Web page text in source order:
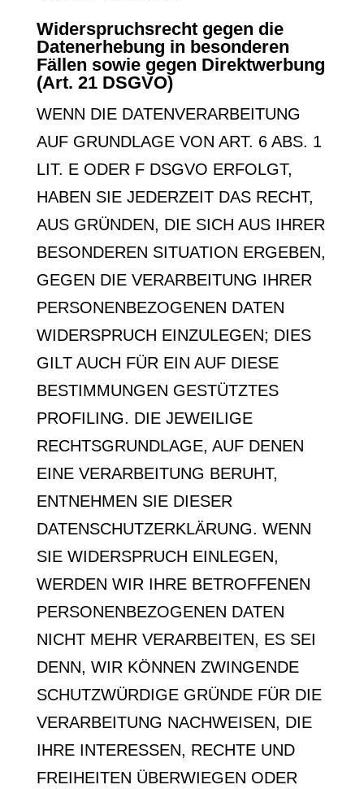
Widerspruchsrecht gegen die
Datenerhebung in besonderen
Fällen sowie gegen Direktwerbung
(Art. 21 DSGVO)
WENN DIE DATENVERARBEITUNG
AUF GRUNDLAGE VON ART. 6 ABS. 1
LIT. E ODER F DSGVO ERFOLGT,
HABEN SIE JEDERZEIT DAS RECHT,
AUS GRÜNDEN, DIE SICH AUS IHRER
BESONDEREN SITUATION ERGEBEN,
GEGEN DIE VERARBEITUNG IHRER
PERSONENBEZOGENEN DATEN
WIDERSPRUCH EINZULEGEN; DIES
GILT AUCH FÜR EIN AUF DIESE
BESTIMMUNGEN GESTÜTZTES
PROFILING. DIE JEWEILIGE
RECHTSGRUNDLAGE, AUF DENEN
EINE VERARBEITUNG BERUHT,
ENTNEHMEN SIE DIESER
DATENSCHUTZERKLÄRUNG. WENN
SIE WIDERSPRUCH EINLEGEN,
WERDEN WIR IHRE BETROFFENEN
PERSONENBEZOGENEN DATEN
NICHT MEHR VERARBEITEN, ES SEI
DENN, WIR KÖNNEN ZWINGENDE
SCHUTZWÜRDIGE GRÜNDE FÜR DIE
VERARBEITUNG NACHWEISEN, DIE
IHRE INTERESSEN, RECHTE UND
FREIHEITEN ÜBERWIEGEN ODER